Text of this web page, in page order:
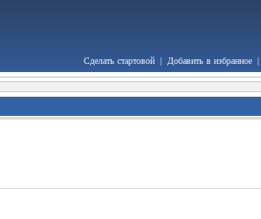
Сделать стартовой | Добавить в избранное |